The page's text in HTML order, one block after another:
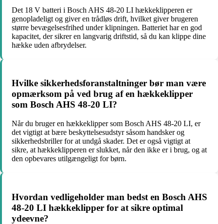
Det 18 V batteri i Bosch AHS 48-20 LI hækkeklipperen er
genopladeligt og giver en trådløs drift, hvilket giver brugeren
større bevægelsesfrihed under klipningen. Batteriet har en god
kapacitet, der sikrer en langvarig driftstid, så du kan klippe dine
hække uden afbrydelser.
Hvilke sikkerhedsforanstaltninger bør man være
opmærksom på ved brug af en hækkeklipper
som Bosch AHS 48-20 LI?
Når du bruger en hækkeklipper som Bosch AHS 48-20 LI, er
det vigtigt at bære beskyttelsesudstyr såsom handsker og
sikkerhedsbriller for at undgå skader. Det er også vigtigt at
sikre, at hækkeklipperen er slukket, når den ikke er i brug, og at
den opbevares utilgængeligt for børn.
Hvordan vedligeholder man bedst en Bosch AHS
48-20 LI hækkeklipper for at sikre optimal
ydeevne?